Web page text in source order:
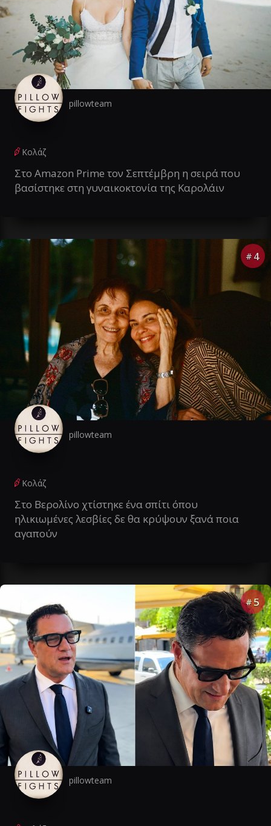
pillowteam
Κολάζ
Στο Amazon Prime τον Σεπτέμβρη η σειρά που
βασίστηκε στη γυναικοκτονία της Καρολάιν
# 4
pillowteam
Κολάζ
Στο Βερολίνο χτίστηκε ένα σπίτι όπου
ηλικιωμένες λεσβίες δε θα κρύψουν ξανά ποια
αγαπούν
# 5
pillowteam